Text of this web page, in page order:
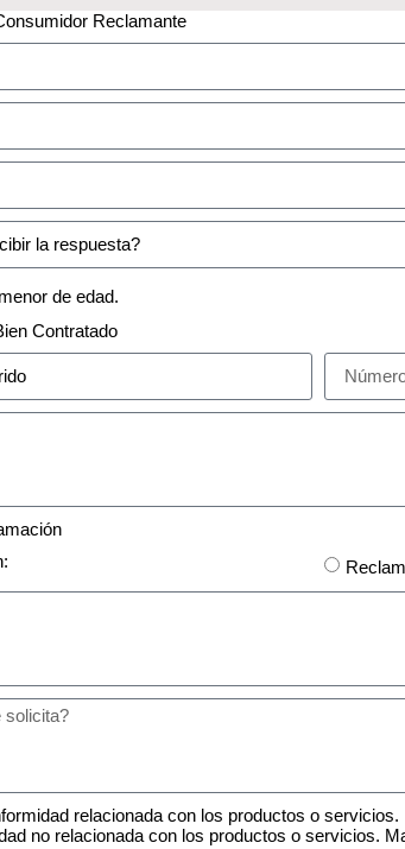
Reclamante
de edad.
Contratado
relacionada con los productos o servicios.
no relacionada con los productos o servicios.